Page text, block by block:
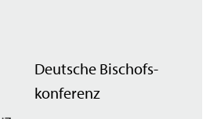
Deutsche Bischofs­
konferenz